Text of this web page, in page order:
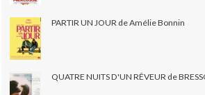
PARTIR UN JOUR de Amélie Bonnin
QUATRE NUITS D'UN RÊVEUR de